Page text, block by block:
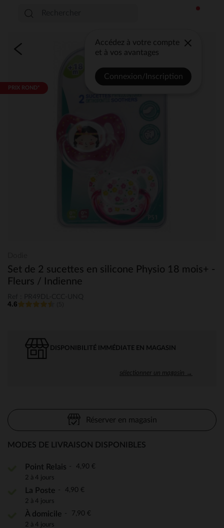
Accédez à votre compte
et à vos avantages
Connexion/Inscription
PRIX ROND*
Set de 2 sucettes en silicone Physio 18 mois+ -
Fleurs / Indienne
4.6
DISPONIBILITÉ IMMÉDIATE EN MAGASIN
sélectionner un magasin →
Réserver en magasin
MODES DE LIVRAISON DISPONIBLES
Point Relais 4,90 €
2 à 4 jours
La Poste 4,90 €
2 à 4 jours
À domicile 7,90 €
2 à 4 jours